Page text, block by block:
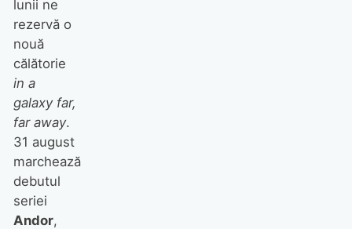
lunii ne
rezervă o
nouă
călătorie
in a
galaxy far,
far away.
31 august
marchează
debutul
seriei
Andor,